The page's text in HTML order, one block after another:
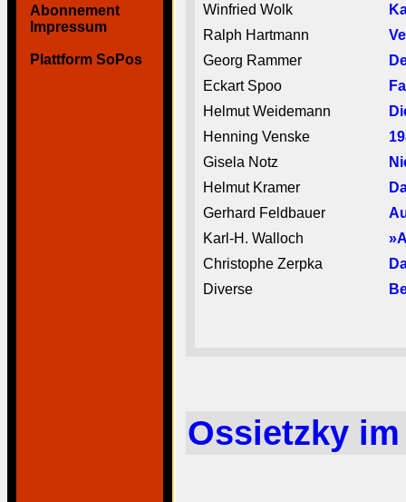
Abonnement
Impressum
Plattform SoPos
Winfried Wolk
Ralph Hartmann
Georg Rammer
Eckart Spoo
Helmut Weidemann
Henning Venske
Gisela Notz
Helmut Kramer
Gerhard Feldbauer
Karl-H. Walloch
Christophe Zerpka
Diverse
Ossietzky